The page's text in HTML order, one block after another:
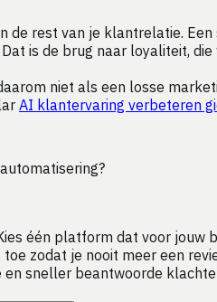
de rest van je klantrelatie.
is de brug naar loyaliteit,
niet als een losse
AI klantervaring verbeteren
één platform dat voor
zodat je nooit meer een
en sneller beantwoorde